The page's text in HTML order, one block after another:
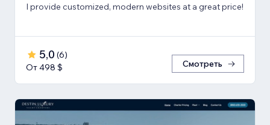
I provide customized, modern websites at a great price!
5,0 (6)
От 498 $
Смотреть